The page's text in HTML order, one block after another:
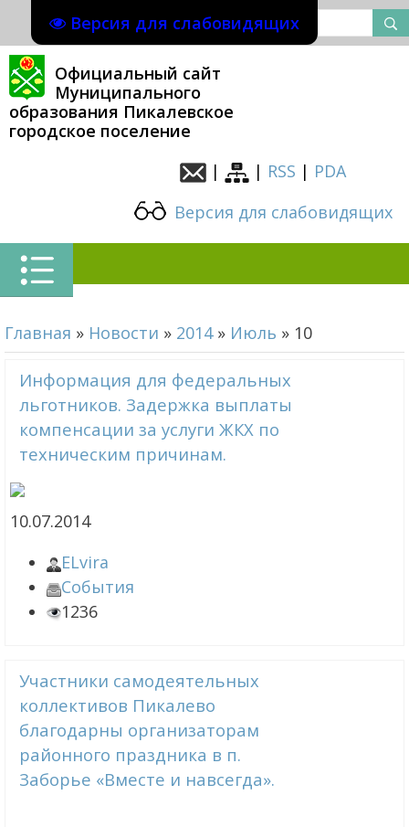
Версия для слабовидящих
Официальный сайт
Муниципального
образования Пикалевское
городское поселение
|
| RSS | PDA
Версия для слабовидящих
Главная » Новости » 2014 » Июль » 10
Информация для федеральных
льготников. Задержка выплаты
компенсации за услуги ЖКХ по
техническим причинам.
10.07.2014
ELvira
События
1236
Участники самодеятельных
коллективов Пикалево
благодарны организаторам
районного праздника в п.
Заборье «Вместе и навсегда».